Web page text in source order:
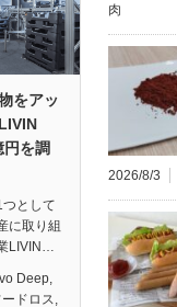
をアッ
を調
として
に取り組
LIVIN…
Deep,
ードロス,
肉
2026/8/3